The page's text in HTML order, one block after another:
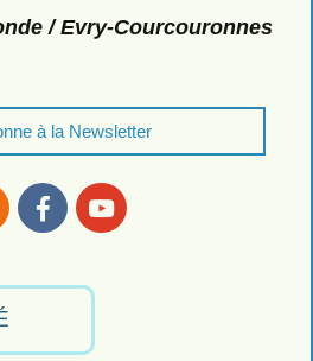
/ Evry-Courcouronnes
à la Newsletter